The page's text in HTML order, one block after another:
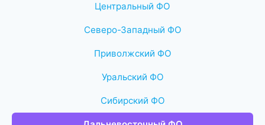
Центральный ФО
Северо-Западный ФО
Приволжский ФО
Уральский ФО
Сибирский ФО